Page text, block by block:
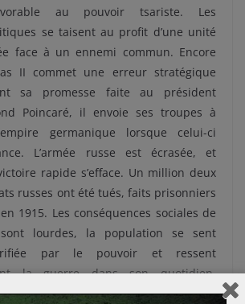
au pouvoir tsariste. Les
se taisent au profit d’une unité
face à un ennemi commun. Encore
II commet une erreur stratégique
sa promesse faite au président
Poincaré, il envoie ses troupes à
germanique lorsque celui-ci
L’armée russe est écrasée, et
rapide s’efface. Un million deux
russes ont été tués, faits prisonniers
1915. Les conséquences sociales de
lourdes, la population se sent
par le pouvoir et ressent
la guerre dans son quotidien.
fin de l’été 1915, contrôle la Pologne,